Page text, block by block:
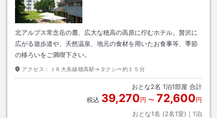
北アルプス常念岳の麓、広大な穂高の高原に佇むホテル。贅沢に
広がる遊歩道や、天然温泉、地元の食材を用いたお食事等、季節
の移ろいをご満喫下さい。
アクセス： ＪＲ大糸線穂高駅→タクシー約１５分
おとな2名 1泊1部屋 合計
税込 39,270円 〜 72,600円
おとな1名 (2名1室)｜ 1泊